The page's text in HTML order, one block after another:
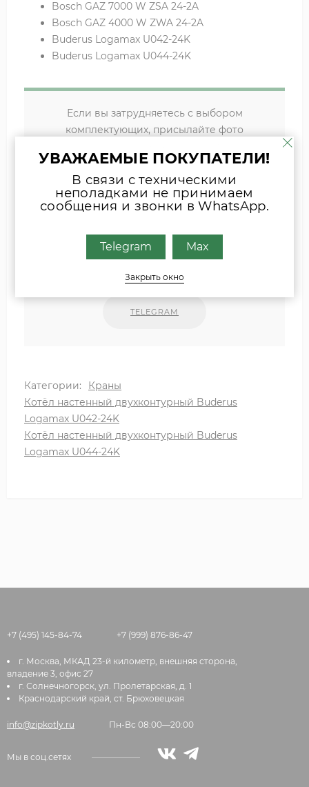
Bosch GAZ 7000 W ZSA 24-2A
Bosch GAZ 4000 W ZWA 24-2A
Buderus Logamax U042-24K
Buderus Logamax U044-24K
Если вы затрудняетесь с выбором
комплектующих, присылайте фото
удобным для Вас способом
Наши специалисты свяжутся с Вами.
TELEGRAM
Категории:
Краны
Котёл настенный двухконтурный Buderus
Logamax U042-24K
Котёл настенный двухконтурный Buderus
Logamax U044-24K
+7 (495) 145-84-74 +7 (999) 876-86-47
г. Москва, МКАД 23-й километр, внешняя сторона,
владение 3, офис 27
г. Солнечногорск, ул. Пролетарская, д. 1
Краснодарский край, ст. Брюховецкая
info@zipkotly.ru Пн-Вс 08:00—20:00
Мы в соц.сетях
УВАЖАЕМЫЕ ПОКУПАТЕЛИ!
В связи с техническими
неполадками не принимаем
сообщения и звонки в WhatsApp.
Telegram Max
Закрыть окно